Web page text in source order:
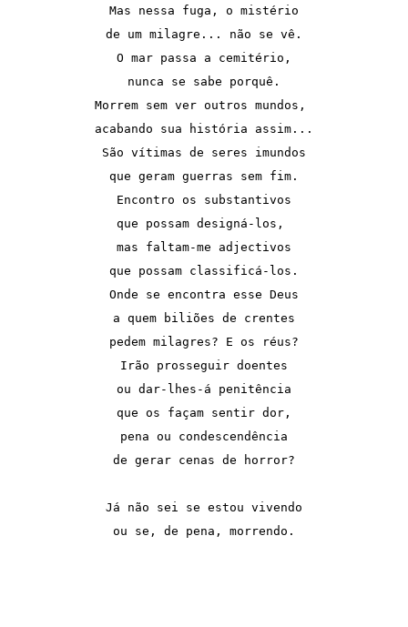
Mas nessa fuga, o mistério
de um milagre... não se vê.
O mar passa a cemitério,
nunca se sabe porquê.
Morrem sem ver outros mundos,
acabando sua história assim...
São vítimas de seres imundos
que geram guerras sem fim.
Encontro os substantivos
que possam designá-los,
mas faltam-me adjectivos
que possam classificá-los.
Onde se encontra esse Deus
a quem biliões de crentes
pedem milagres? E os réus?
Irão prosseguir doentes
ou dar-lhes-á penitência
que os façam sentir dor,
pena ou condescendência
de gerar cenas de horror?
Já não sei se estou vivendo
ou se, de pena, morrendo.